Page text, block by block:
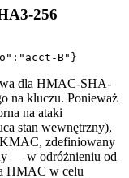
256
B"}
dla HMAC-SHA-
na kluczu. Ponieważ
na ataki
stan wewnętrzny),
zdefiniowany
— w odróżnieniu od
HMAC w celu